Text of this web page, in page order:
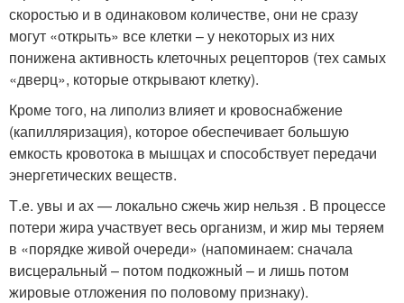
скоростью и в одинаковом количестве, они не сразу
могут «открыть» все клетки – у некоторых из них
понижена активность клеточных рецепторов (тех самых
«дверц», которые открывают клетку).
Кроме того, на липолиз влияет и кровоснабжение
(капилляризация), которое обеспечивает большую
емкость кровотока в мышцах и способствует передачи
энергетических веществ.
Т.е. увы и ах — локально сжечь жир нельзя . В процессе
потери жира участвует весь организм, и жир мы теряем
в «порядке живой очереди» (напоминаем: сначала
висцеральный – потом подкожный – и лишь потом
жировые отложения по половому признаку).